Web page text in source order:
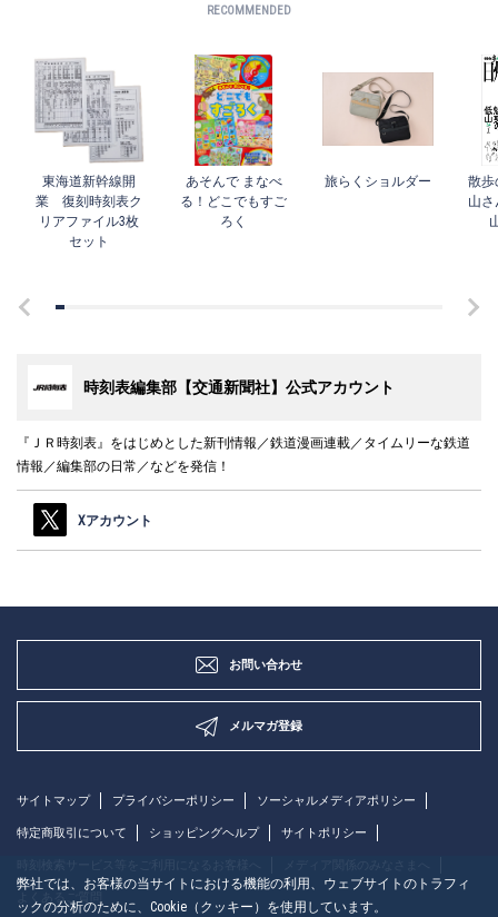
RECOMMENDED
東海道新幹線開
業 復刻時刻表ク
リアファイル3枚
セット
あそんで まなべ
る！どこでもすご
ろく
旅らくショルダー
散歩
山さ
時刻表編集部【交通新聞社】公式アカウント
『ＪＲ時刻表』をはじめとした新刊情報／鉄道漫画連載／タイムリーな鉄道
情報／編集部の日常／などを発信！
Xアカウント
お問い合わせ
メルマガ登録
サイトマップ プライバシーポリシー ソーシャルメディアポリシー
特定商取引について ショッピングヘルプ サイトポリシー
よくあるご質問
弊社では、お客様の当サイトにおける機能の利用、ウェブサイトのトラフィ
ックの分析のために、Cookie（クッキー）を使用しています。